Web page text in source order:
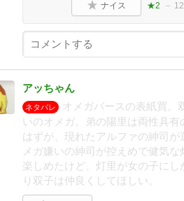
ナイス ★2
アッちゃん
ネタバレ
オメガバースの表紙買。
いのオメガ。弟の陽里は両性具
はずが、現れたアルファの紳司
メガ嫌いの紳司が控えめで健気
楽しめたけど、灯里が女の子に
り双子は仲良くしてほしい。